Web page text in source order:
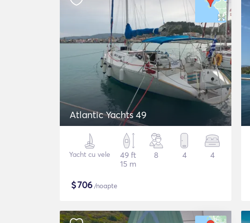
Atlantic Yachts 49
Yacht cu vele
49 ft
15 m
8 4 4
$706/noapte